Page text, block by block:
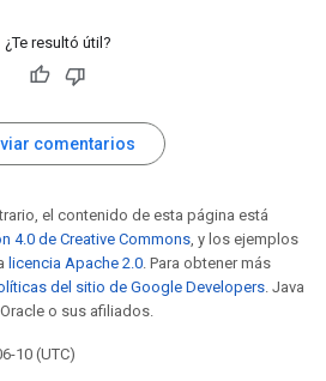
¿Te resultó útil?
comentarios
el contenido de esta página está
4.0 de Creative Commons, y los ejemplos
licencia Apache 2.0. Para obtener más
del sitio de Google Developers. Java
o sus afiliados.
10 (UTC)